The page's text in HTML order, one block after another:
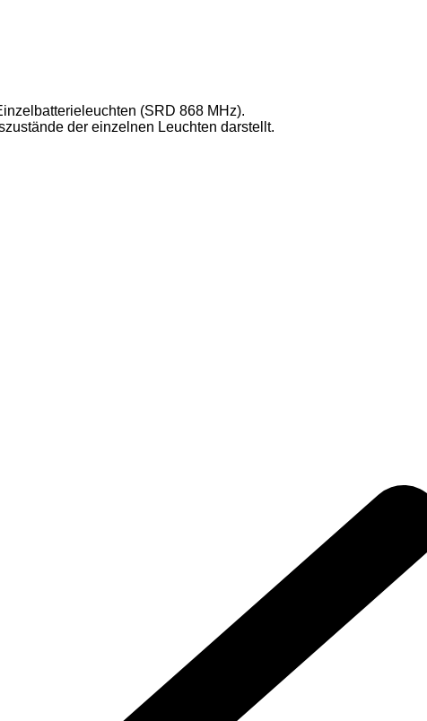
(SRD 868 MHz).
der einzelnen Leuchten darstellt.